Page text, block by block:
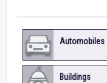
Automobiles
Buildings